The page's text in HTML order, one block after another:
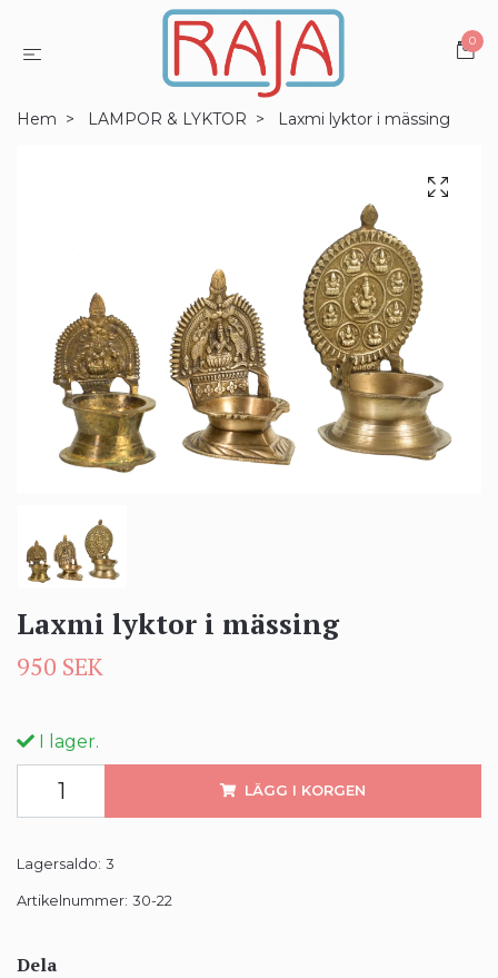
0
Hem LAMPOR & LYKTOR Laxmi lyktor i mässing
Laxmi lyktor i mässing
950 SEK
I lager.
LÄGG I KORGEN
Lagersaldo: 3
Artikelnummer: 30-22
Dela